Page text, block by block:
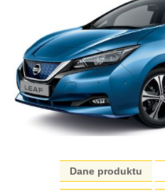
Dane produktu